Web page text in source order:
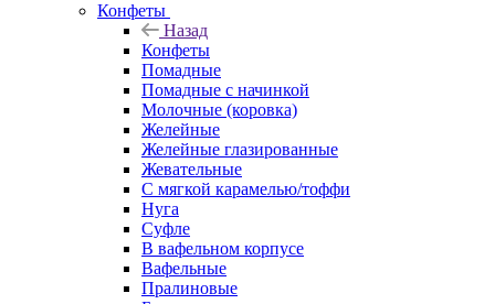
Конфеты
Назад
Конфеты
Помадные
Помадные с начинкой
Молочные (коровка)
Желейные
Желейные глазированные
Жевательные
С мягкой карамелью/тоффи
Нуга
Суфле
В вафельном корпусе
Вафельные
Пралиновые